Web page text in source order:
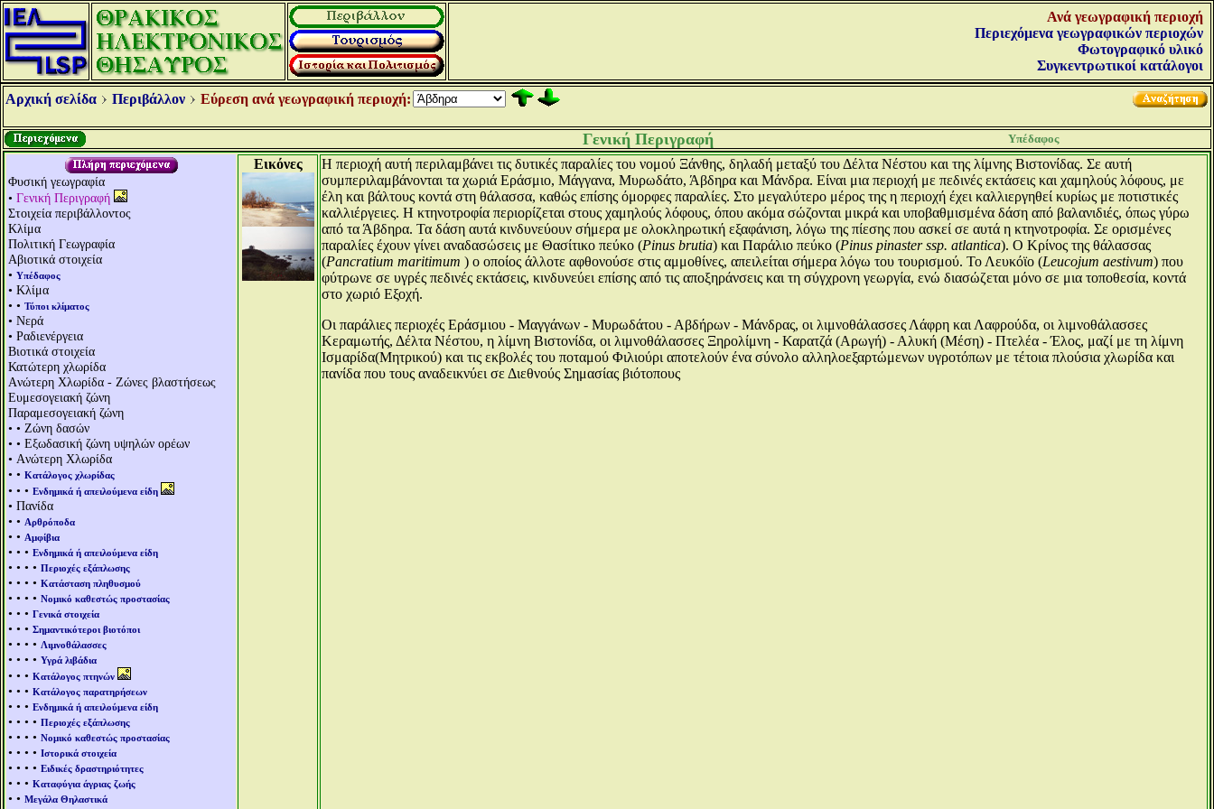
Ανά γεωγραφική περιοχή
Περιεχόμενα γεωγραφικών περιοχών
Φωτογραφικό υλικό
Συγκεντρωτικοί κατάλογοι
Αρχική σελίδα Περιβάλλον Εύρεση ανά γεωγραφική περιοχή:
Γενική Περιγραφή Υπέδαφος
Φυσική γεωγραφία
• Γενική Περιγραφή
Στοιχεία περιβάλλοντος
Κλίμα
Πολιτική Γεωγραφία
Αβιοτικά στοιχεία
• Υπέδαφος
• Κλίμα
• • Τύποι κλίματος
• Νερά
• Ραδιενέργεια
Βιοτικά στοιχεία
Κατώτερη χλωρίδα
Aνώτερη Χλωρίδα - Ζώνες βλαστήσεως
Ευμεσογειακή ζώνη
Παραμεσογειακή ζώνη
• • Ζώνη δασών
• • Εξωδασική ζώνη υψηλών ορέων
• Aνώτερη Χλωρίδα
• • Κατάλογος χλωρίδας
• • • Ενδημικά ή απειλούμενα είδη
• Πανίδα
• • Αρθρόποδα
• • Αμφίβια
• • • Ενδημικά ή απειλούμενα είδη
• • • • Περιοχές εξάπλωσης
• • • • Κατάσταση πληθυσμού
• • • • Νομικό καθεστώς προστασίας
• • • Γενικά στοιχεία
• • • Σημαντικότεροι βιοτόποι
• • • • Λιμνοθάλασσες
• • • • Υγρά λιβάδια
• • • Κατάλογος πτηνών
• • • Κατάλογος παρατηρήσεων
• • • Ενδημικά ή απειλούμενα είδη
• • • • Περιοχές εξάπλωσης
• • • • Νομικό καθεστώς προστασίας
• • • • Ιστορικά στοιχεία
• • • • Ειδικές δραστηριότητες
• • • Καταφύγια άγριας ζωής
• • Μεγάλα Θηλαστικά
Εικόνες
Η περιοχή αυτή περιλαμβάνει τις δυτικές παραλίες του νομού Ξάνθης, δηλαδή μεταξύ του Δέλτα Νέστου και της λίμνης Βιστονίδας. Σε αυτή
συμπεριλαμβάνονται τα χωριά Εράσμιο, Μάγγανα, Μυρωδάτο, Άβδηρα και Μάνδρα. Είναι μια περιοχή με πεδινές εκτάσεις και χαμηλούς λόφους, με
έλη και βάλτους κοντά στη θάλασσα, καθώς επίσης όμορφες παραλίες. Στο μεγαλύτερο μέρος της η περιοχή έχει καλλιεργηθεί κυρίως με ποτιστικές
καλλιέργειες. Η κτηνοτροφία περιορίζεται στους χαμηλούς λόφους, όπου ακόμα σώζονται μικρά και υποβαθμισμένα δάση από βαλανιδιές, όπως γύρω
από τα Άβδηρα. Τα δάση αυτά κινδυνεύουν σήμερα με ολοκληρωτική εξαφάνιση, λόγω της πίεσης που ασκεί σε αυτά η κτηνοτροφία. Σε ορισμένες
παραλίες έχουν γίνει αναδασώσεις με Θασίτικο πεύκο (Pinus brutia) και Παράλιο πεύκο (Pinus pinaster ssp. atlantica). Ο Κρίνος της θάλασσας
(Pancratium maritimum ) ο οποίος άλλοτε αφθονούσε στις αμμοθίνες, απειλείται σήμερα λόγω του τουρισμού. Το Λευκόϊο (Leucojum aestivum) που
φύτρωνε σε υγρές πεδινές εκτάσεις, κινδυνεύει επίσης από τις αποξηράνσεις και τη σύγχρονη γεωργία, ενώ διασώζεται μόνο σε μια τοποθεσία, κοντά
στο χωριό Εξοχή.
Οι παράλιες περιοχές Εράσμιου - Μαγγάνων - Μυρωδάτου - Αβδήρων - Μάνδρας, οι λιμνοθάλασσες Λάφρη και Λαφρούδα, οι λιμνοθάλασσες
Κεραμωτής, Δέλτα Νέστου, η λίμνη Βιστονίδα, οι λιμνοθάλασσες Ξηρολίμνη - Καρατζά (Αρωγή) - Αλυκή (Μέση) - Πτελέα - Έλος, μαζί με τη λίμνη
Ισμαρίδα(Μητρικού) και τις εκβολές του ποταμού Φιλιούρι αποτελούν ένα σύνολο αλληλοεξαρτώμενων υγροτόπων με τέτοια πλούσια χλωρίδα και
πανίδα που τους αναδεικνύει σε Διεθνούς Σημασίας βιότοπους